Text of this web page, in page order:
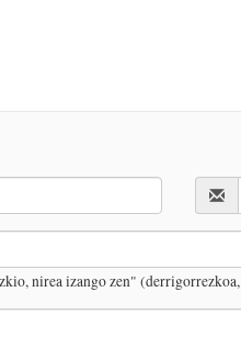
nirea izango zen"